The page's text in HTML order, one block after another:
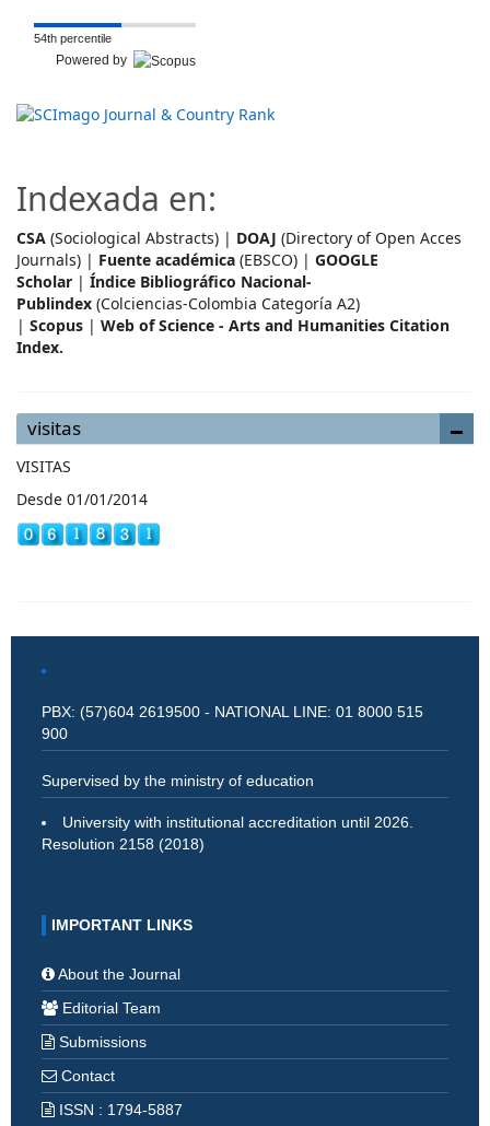
54th percentile
Powered by
Indexada en:
CSA (Sociological Abstracts) | DOAJ (Directory of Open Acces
Journals) | Fuente académica (EBSCO) | GOOGLE
Scholar | Índice Bibliográfico Nacional-
Publindex (Colciencias-Colombia Categoría A2)
| Scopus | Web of Science - Arts and Humanities Citation
Index.
visitas
VISITAS
Desde 01/01/2014
PBX: (57)604 2619500 - NATIONAL LINE: 01 8000 515
900
Supervised by the ministry of education
University with institutional accreditation until 2026.
Resolution 2158 (2018)
IMPORTANT LINKS
About the Journal
Editorial Team
Submissions
Contact
ISSN : 1794-5887